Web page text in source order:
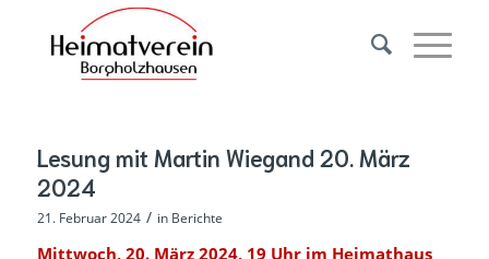
Lesung mit Martin Wiegand 20. März
2024
21. Februar 2024 / in Berichte
Mittwoch, 20. März 2024, 19 Uhr im Heimathaus